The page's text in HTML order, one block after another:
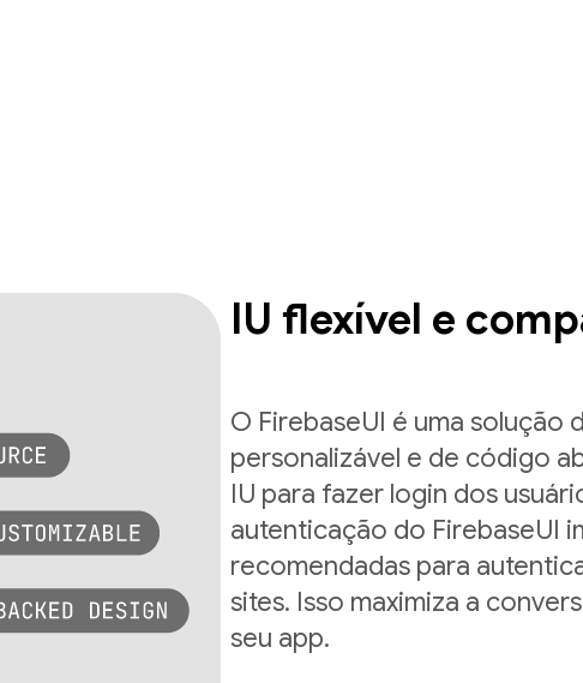
IU flexível e
O FirebaseUI é uma
personalizável e de código
IU para fazer login dos
autenticação do FirebaseUI
recomendadas para
sites. Isso maximiza a
seu app.